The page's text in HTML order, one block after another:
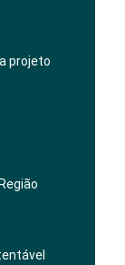
projeto